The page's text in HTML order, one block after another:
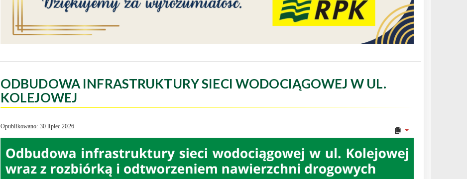
ODBUDOWA INFRASTRUKTURY SIECI WODOCIĄGOWEJ W UL.
KOLEJOWEJ
Opublikowano: 30 lipiec 2026